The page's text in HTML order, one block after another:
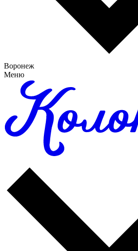
Воронеж
Меню